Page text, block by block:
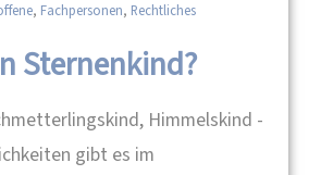
, Fachpersonen, Rechtliches
Sternenkind?
Himmelskind -
gibt es im